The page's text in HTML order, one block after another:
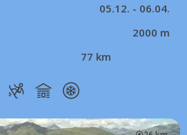
05.12. - 06.04.
2000 m
77 km